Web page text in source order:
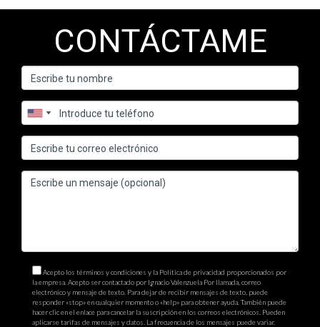
CONTÁCTAME
Acepto los términos y condiciones y la Política de privacidad proporcionados por
la empresa. Acepto ser contactado por Ignacio Valenzuela Por llamada, correo
electrónico y mensaje de texto. Para dejar de recibir mensajes de texto, puede
responder «stop» en cualquier momento o «help» para obtener ayuda. También puede
hacer clic en el enlace para cancelar la suscripción en los correos electrónicos. Pueden
aplicarse tarifas de mensajes y datos. La frecuencia de los mensajes puede variar.